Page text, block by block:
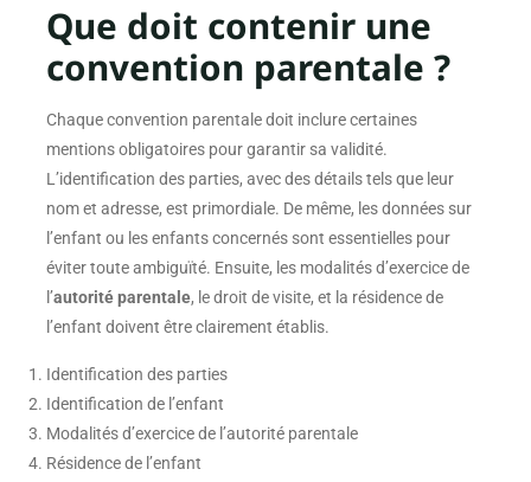
Que doit contenir une
convention parentale ?
Chaque convention parentale doit inclure certaines
mentions obligatoires pour garantir sa validité.
L’identification des parties, avec des détails tels que leur
nom et adresse, est primordiale. De même, les données sur
l’enfant ou les enfants concernés sont essentielles pour
éviter toute ambiguïté. Ensuite, les modalités d’exercice de
l’autorité parentale, le droit de visite, et la résidence de
l’enfant doivent être clairement établis.
Identification des parties
Identification de l’enfant
Modalités d’exercice de l’autorité parentale
Résidence de l’enfant